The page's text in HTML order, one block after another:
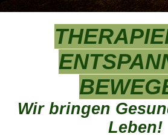
Wir bringen
Leben!